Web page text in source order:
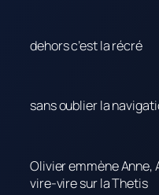
dehors c’est la récré
sans oublier la
Olivier emmène Anne,
vire-vire sur la Thetis